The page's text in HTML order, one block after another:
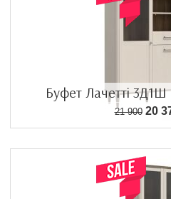
Буфет Лачетті 3Д1Ш
21 90020